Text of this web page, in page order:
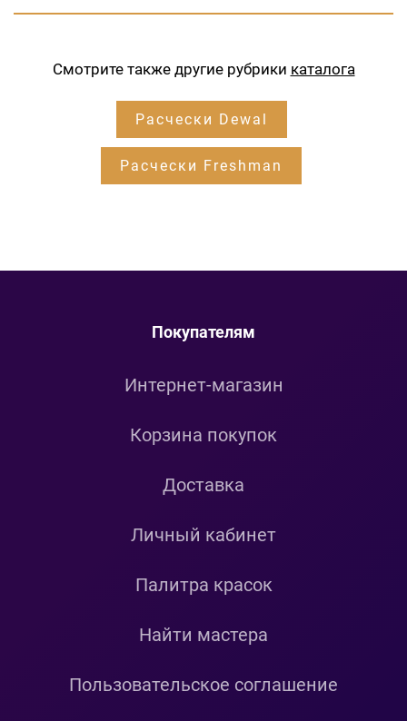
Смотрите также другие рубрики каталога
Расчески Dewal
Расчески Freshman
Покупателям
Интернет-магазин
Корзина покупок
Доставка
Личный кабинет
Палитра красок
Найти мастера
Пользовательское соглашение